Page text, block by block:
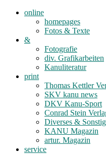
online
homepages
Fotos & Texte
&
Fotografie
div. Grafikarbeiten
Kanuliteratur
print
Thomas Kettler
SKV kanu news
DKV Kanu-Sport
Conrad Stein
Diverses &
KANU Magazin
artur. Magazin
service